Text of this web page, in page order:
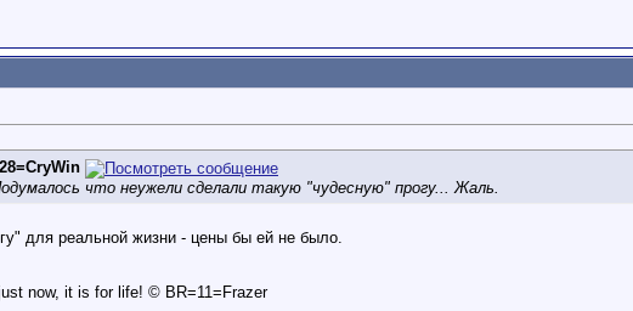
что неужели сделали такую "чудесную" прогу... Жаль.
для реальной жизни - цены бы ей не было.
now, it is for life! © BR=11=Frazer